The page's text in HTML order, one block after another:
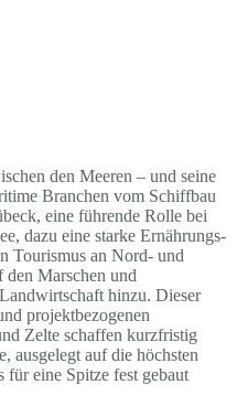
den Meeren – und seine
Branchen vom Schiffbau
eine führende Rolle bei
dazu eine starke Ernährungs-
Tourismus an Nord- und
den Marschen und
hinzu. Dieser
projektbezogenen
Zelte schaffen kurzfristig
ausgelegt auf die höchsten
für eine Spitze fest gebaut